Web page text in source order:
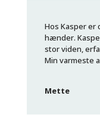
Hos Kasper er
hænder.
stor viden,
Min varmeste
Mette